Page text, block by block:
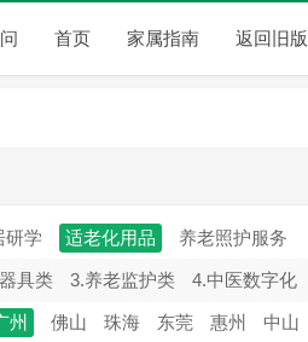
首页 家属指南 返回旧版
研学 适老化用品 养老照护服务
具类 3.养老监护类 4.中医数字化
州 佛山 珠海 东莞 惠州 中山